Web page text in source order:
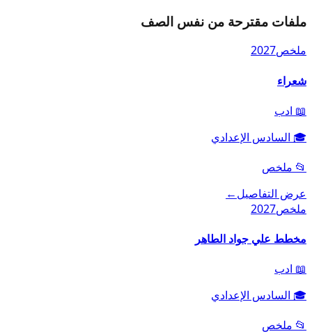
ملفات مقترحة من نفس الصف
ملخص2027
شعراء
📖 ادب
🎓 السادس الإعدادي
📂 ملخص
عرض التفاصيل←
ملخص2027
مخطط علي جواد الطاهر
📖 ادب
🎓 السادس الإعدادي
📂 ملخص